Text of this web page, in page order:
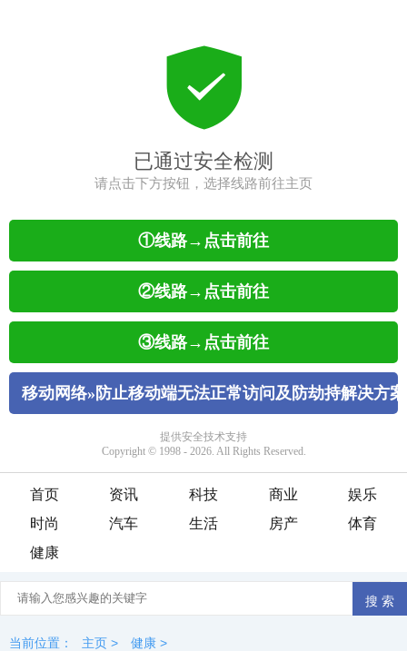
首页 资讯 科技 商业
娱乐
时尚
汽车 生活 房产
体育
健康
当前位置： 主页 > 健康 >